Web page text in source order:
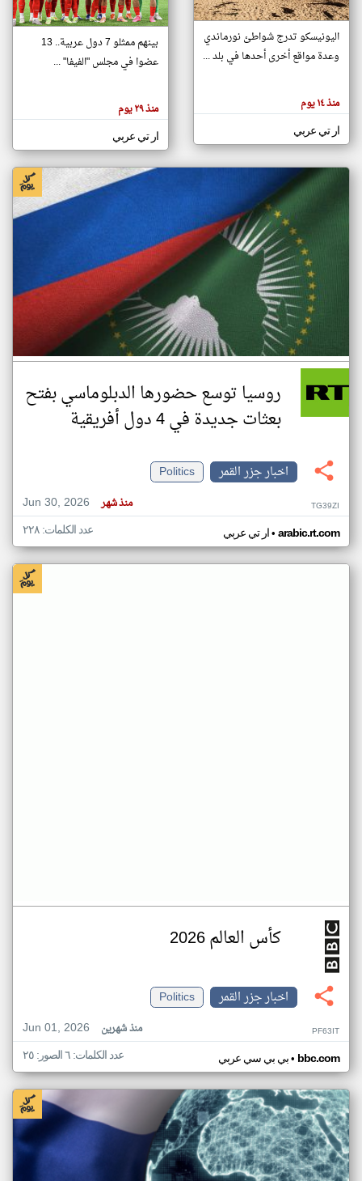
تغيير الدولة
اخبار جزر القمر على مدار الساعة
أهم اخبار جزر القمر العاجلة والمباشرة
هنا عن
وجهة
كاتبيها.
اليونيسكو تدرج شواطئ نورماندي
وعدة مواقع أخرى أحدها في بلد ...
منذ ١٤ يوم
ار تي عربي
بينهم ممثلو 7 دول عربية.. 13
عضوا في مجلس "الفيفا" ...
منذ ٢٩ يوم
ار تي عربي
روسيا توسع حضورها الدبلوماسي بفتح
بعثات جديدة في 4 دول أفريقية
اخبار جزر القمر
Politics
Jun 30, 2026
منذ شهر TG39ZI
ار تي عربي• arabic.rt.com عدد الكلمات: ٢٢٨
كأس العالم 2026
اخبار جزر القمر
Politics
Jun 01, 2026
منذ شهرين PF63IT
بي بي سي عربي• bbc.com عدد الكلمات: ٦ الصور: ٢٥
klyoum.com